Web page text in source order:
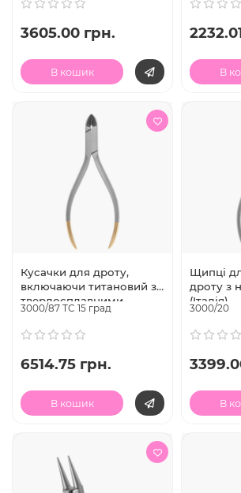
3605.00 грн.
В кошик В
Кусачки для дроту,
включаючи титановий з
твердосплавними
накладками вигнуті під
кутом 15°, 130 мм, Medesy
3000/87 TC 15 град
6514.75 грн.
В кошик
Щипці
дроту з
(Італія)
3000/20
В